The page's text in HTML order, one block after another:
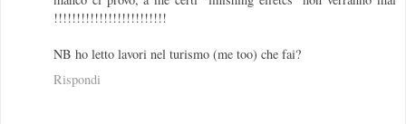
!!!!!!!!!!!!!!!!!!!!!!!!!
NB ho letto lavori nel turismo (me too) che fai?
Rispondi